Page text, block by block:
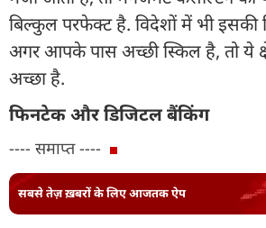
बिल्कुल परफेक्ट है. विदेशों में भी इसकी
अगर आपके पास अच्छी स्किल है, तो ये
अच्छा है.
फिनटेक और डिजिटल बैंकिंग
---- समाप्त ----
सबसे तेज़ ख़बरों के लिए आजतक ऐप